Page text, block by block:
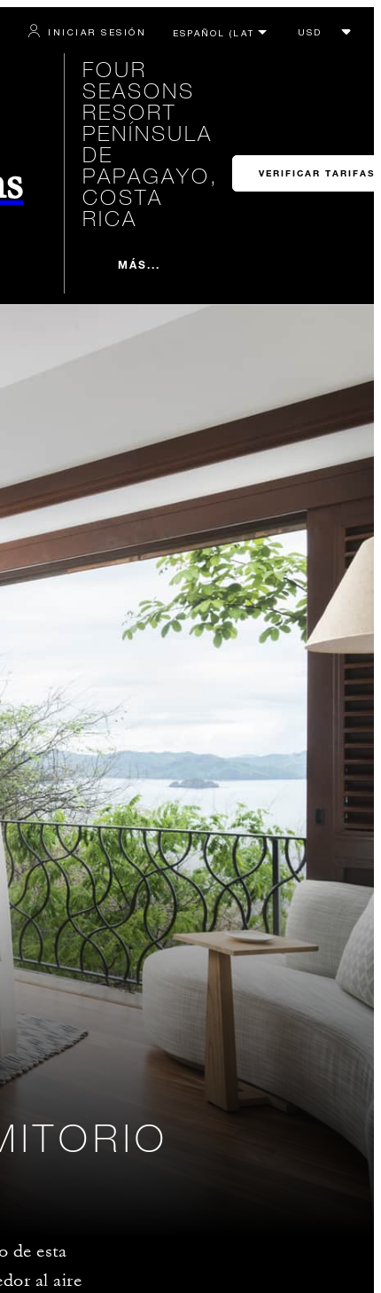
INICIAR SESIÓN
FOUR
SEASONS
RESORT
PENÍNSULA
DE
PAPAGAYO,
COSTA
RICA
MÁS...
VERIFICAR TARIFAS
de esta
al aire